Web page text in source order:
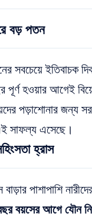
বড় পতন
সবচেয়ে ইতিবাচক
পূর্ণ হওয়ার আগেই
পড়াশোনার জন্য
সাফল্য এসেছে।
হ্রাস
বাড়ার পাশাপাশি
বয়সের আগে যৌন